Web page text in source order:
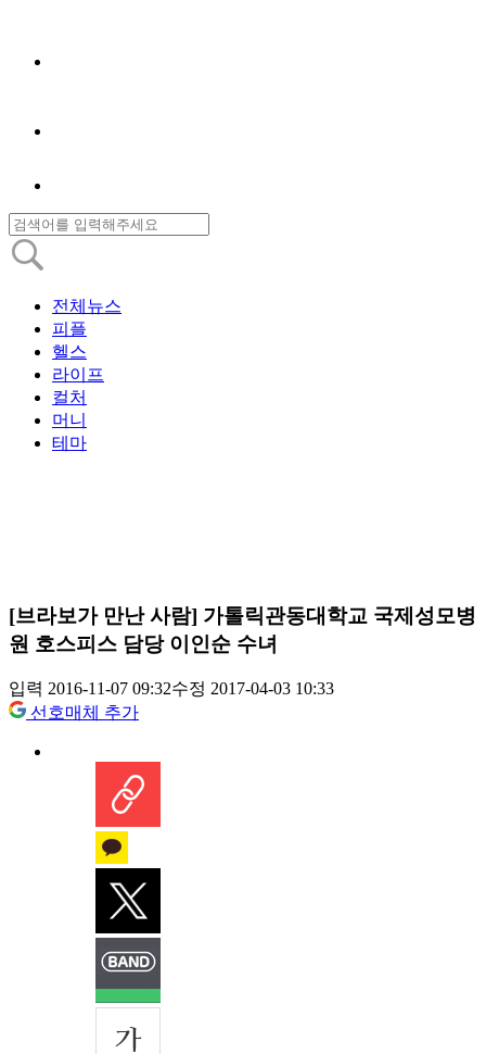
전체뉴스
피플
헬스
라이프
컬처
머니
테마
[브라보가 만난 사람] 가톨릭관동대학교 국제성모병
원 호스피스 담당 이인순 수녀
입력 2016-11-07 09:32수정 2017-04-03 10:33
선호매체 추가